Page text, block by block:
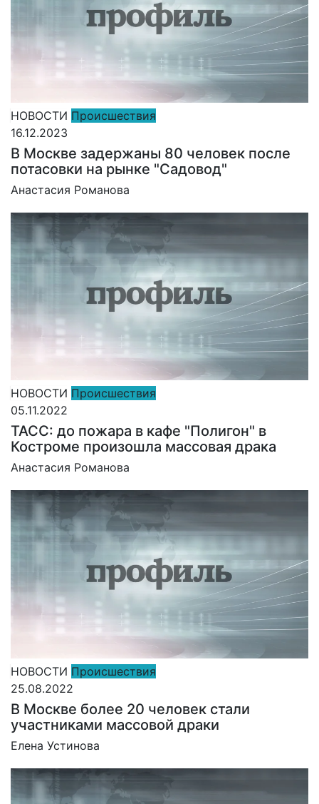
НОВОСТИ Происшествия
16.12.2023
В Москве задержаны 80 человек после
потасовки на рынке "Садовод"
Анастасия Романова
НОВОСТИ Происшествия
05.11.2022
ТАСС: до пожара в кафе "Полигон" в
Костроме произошла массовая драка
Анастасия Романова
НОВОСТИ Происшествия
25.08.2022
В Москве более 20 человек стали
участниками массовой драки
Елена Устинова